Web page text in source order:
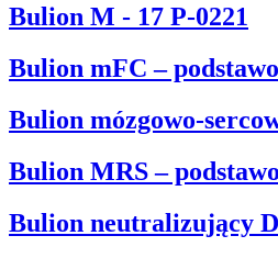
Bulion M - 17 P-0221
Bulion mFC –
Bulion mózgowo-
Bulion MRS –
Bulion neutralizujący